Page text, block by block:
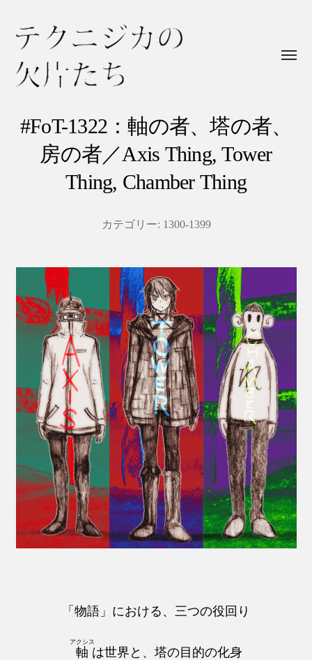
ク
ち
#FoT-1322：軸の者、塔の者、
房の者／Axis Thing, Tower
Thing, Chamber Thing
カテゴリー: 1300-1399
「物語」における、三つの役回り
軸
アクシス
は世界と、塔の目的の化身